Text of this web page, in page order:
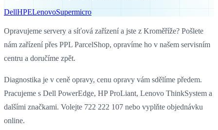
DellHPELenovoSupermicro
Opravujeme servery a síťová zařízení a jste z Kroměříže? Pošlete
nám zařízení přes PPL ParcelShop, opravíme ho v našem servisním
centru a doručíme zpět.
Diagnostika je v ceně opravy, cenu opravy vám sdělíme předem.
Pracujeme s Dell PowerEdge, HP ProLiant, Lenovo ThinkSystem a
dalšími značkami. Volejte 722 222 107 nebo vyplňte objednávku
online.